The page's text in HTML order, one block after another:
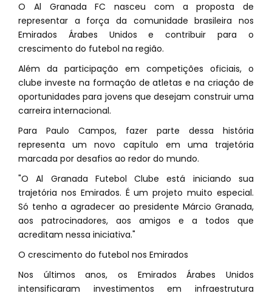
O Al Granada FC nasceu com a proposta de
representar a força da comunidade brasileira nos
Emirados Árabes Unidos e contribuir para o
crescimento do futebol na região.
Além da participação em competições oficiais, o
clube investe na formação de atletas e na criação de
oportunidades para jovens que desejam construir uma
carreira internacional.
Para Paulo Campos, fazer parte dessa história
representa um novo capítulo em uma trajetória
marcada por desafios ao redor do mundo.
"O Al Granada Futebol Clube está iniciando sua
trajetória nos Emirados. É um projeto muito especial.
Só tenho a agradecer ao presidente Márcio Granada,
aos patrocinadores, aos amigos e a todos que
acreditam nessa iniciativa."
O crescimento do futebol nos Emirados
Nos últimos anos, os Emirados Árabes Unidos
intensificaram investimentos em infraestrutura